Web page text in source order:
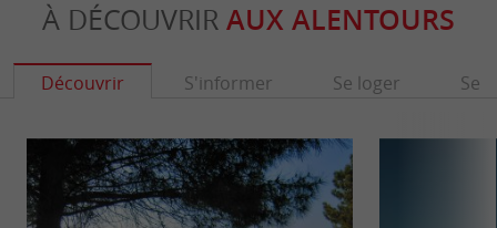
À DÉCOUVRIR AUX ALENTOURS
Découvrir S'informer Se loger Se